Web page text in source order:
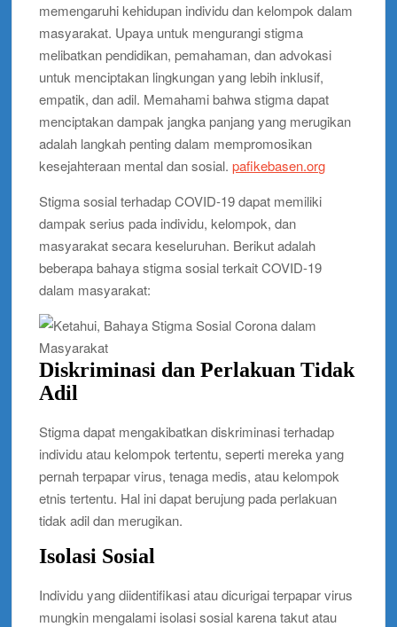
memengaruhi kehidupan individu dan kelompok dalam
masyarakat. Upaya untuk mengurangi stigma
melibatkan pendidikan, pemahaman, dan advokasi
untuk menciptakan lingkungan yang lebih inklusif,
empatik, dan adil. Memahami bahwa stigma dapat
menciptakan dampak jangka panjang yang merugikan
adalah langkah penting dalam mempromosikan
kesejahteraan mental dan sosial.pafikebasen.org
Stigma sosial terhadap COVID-19 dapat memiliki
dampak serius pada individu, kelompok, dan
masyarakat secara keseluruhan. Berikut adalah
beberapa bahaya stigma sosial terkait COVID-19
dalam masyarakat:
Diskriminasi dan Perlakuan Tidak
Adil
Stigma dapat mengakibatkan diskriminasi terhadap
individu atau kelompok tertentu, seperti mereka yang
pernah terpapar virus, tenaga medis, atau kelompok
etnis tertentu. Hal ini dapat berujung pada perlakuan
tidak adil dan merugikan.
Isolasi Sosial
Individu yang diidentifikasi atau dicurigai terpapar virus
mungkin mengalami isolasi sosial karena takut atau